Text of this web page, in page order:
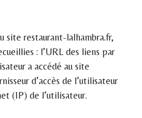
site restaurant-lalhambra.fr,
: l’URL des liens par
a accédé au site
d’accès de l’utilisateur
(IP) de l’utilisateur.